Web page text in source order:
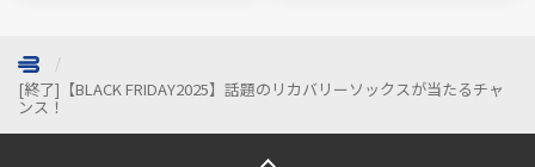
[終了]【BLACK FRIDAY2025】話題のリカバリーソックスが当たるチャ
ンス！
ページトップへ